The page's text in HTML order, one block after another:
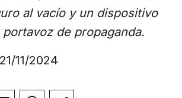
al vacío y un dispositivo
de propaganda.
21/11/2024